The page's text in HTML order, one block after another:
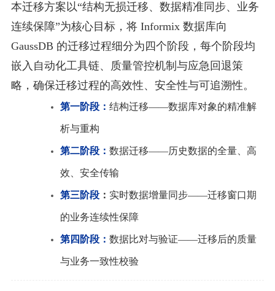
本迁移方案以“结构无损迁移、数据精准同步、业务
连续保障”为核心目标，将 Informix 数据库向
GaussDB 的迁移过程细分为四个阶段，每个阶段均
嵌入自动化工具链、质量管控机制与应急回退策
略，确保迁移过程的高效性、安全性与可追溯性。
第一阶段： 结构迁移——数据库对象的精准解
析与重构
第二阶段： 数据迁移——历史数据的全量、高
效、安全传输
第三阶段： 实时数据增量同步——迁移窗口期
的业务连续性保障
第四阶段： 数据比对与验证——迁移后的质量
与业务一致性校验